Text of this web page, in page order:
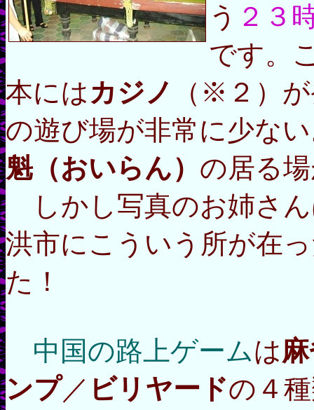
う ２３
です。
本には カジノ
（※２）
の遊び場が非常に少な
魁（おいらん） の居る
しかし写真のお姉さ
洪市にこういう所が在
た！
中国の路上ゲームは
ンプ／ ビリヤードの４